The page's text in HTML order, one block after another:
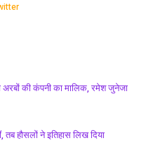
की कंपनी का मालिक, रमेश जुनेजा
हौसलों ने इतिहास लिख दिया